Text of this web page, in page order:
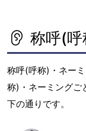
称呼(
称呼(呼称)・ネー
称)・ネーミングご
下の通りです。